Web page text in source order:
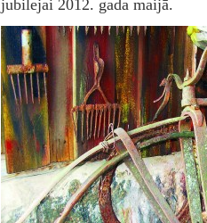
jubilejai 2012. gada maijā.